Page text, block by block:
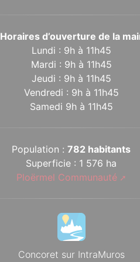
Horaires d’ouverture de la
Lundi : 9h à 11h45
Mardi : 9h à 11h45
Jeudi : 9h à 11h45
Vendredi : 9h à 11h45
Samedi 9h à 11h45
Population :782 habitants
Superficie : 1 576 ha
Ploërmel Communauté
Concoret sur IntraMuros